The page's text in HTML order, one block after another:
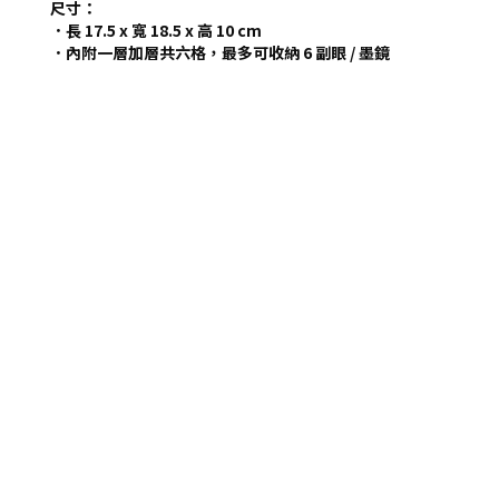
尺寸：
．長 17.5 x 寬 18.5 x 高 10 cm
．內附一層加層共六格，最多可收納 6 副眼 / 墨鏡